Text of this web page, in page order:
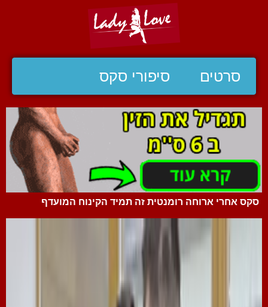
סרטים סיפורי סקס
סקס אחרי ארוחה רומנטית זה תמיד הקינוח המועדף